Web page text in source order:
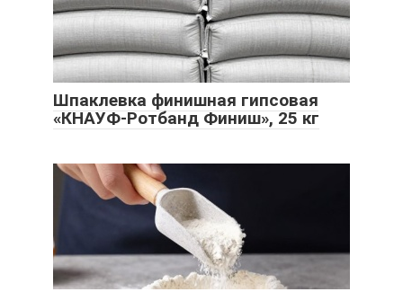
Шпаклевка финишная гипсовая
«КНАУФ-Ротбанд Финиш», 25 кг